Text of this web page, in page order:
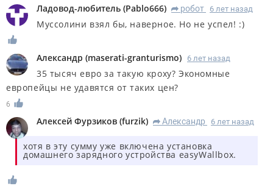
Ладовод-любитель (Pablo666) R робот 6 лет назад
Муссолини взял бы, наверное. Но не успел! :)
Александр (maserati-granturismo) 6 лет назад
35 тысяч евро за такую кроху? Экономные
европейцы не удавятся от таких цен?
6
Алексей Фурзиков (furzik) R Александр 6 лет назад
хотя в эту сумму уже включена установка
домашнего зарядного устройства easyWallbox.